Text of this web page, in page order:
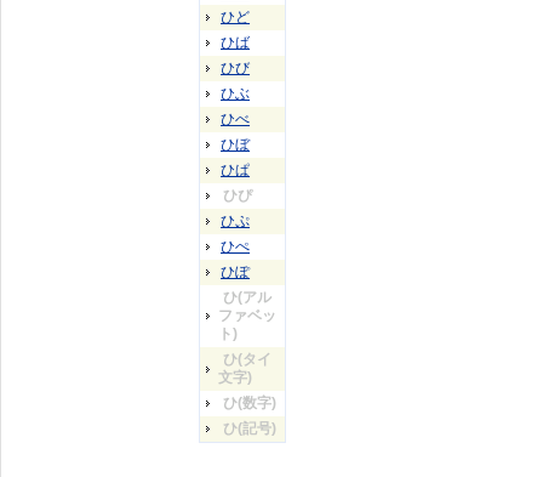
ひど
ひば
ひび
ひぶ
ひべ
ひぼ
ひぱ
ひぴ
ひぷ
ひぺ
ひぽ
ひ(アル
ファベッ
ト)
ひ(タイ
文字)
ひ(数字)
ひ(記号)